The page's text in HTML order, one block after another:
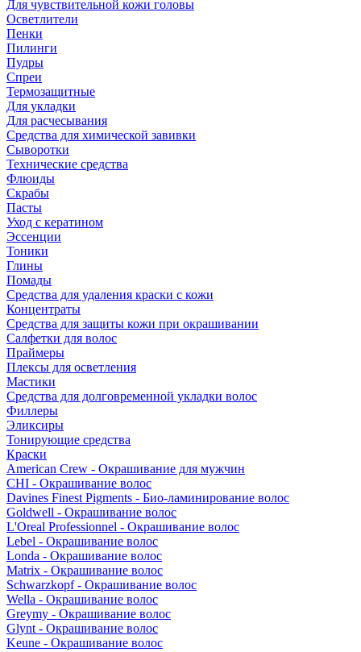
Для чувствительной кожи головы
Осветлители
Пенки
Пилинги
Пудры
Спреи
Термозащитные
Для укладки
Для расчесывания
Средства для химической завивки
Сыворотки
Технические средства
Флюиды
Скрабы
Пасты
Уход с кератином
Эссенции
Тоники
Глины
Помады
Средства для удаления краски с кожи
Концентраты
Средства для защиты кожи при окрашивании
Салфетки для волос
Праймеры
Плексы для осветления
Мастики
Средства для долговременной укладки волос
Филлеры
Эликсиры
Тонирующие средства
Краски
American Crew - Окрашивание для мужчин
CHI - Окрашивание волос
Davines Finest Pigments - Био-ламинирование волос
Goldwell - Окрашивание волос
L'Oreal Professionnel - Окрашивание волос
Lebel - Окрашивание волос
Londa - Окрашивание волос
Matrix - Окрашивание волос
Schwarzkopf - Окрашивание волос
Wella - Окрашивание волос
Greymy - Окрашивание волос
Glynt - Окрашивание волос
Keune - Окрашивание волос